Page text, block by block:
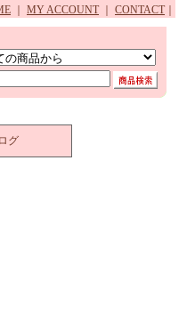
MY ACCOUNT CONTACT
グ